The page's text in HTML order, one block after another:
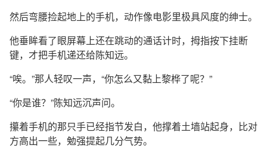
然后弯腰捡起地上的手机，动作像电影里极具风度的绅士。
他垂眸看了眼屏幕上还在跳动的通话计时，拇指按下挂断
键，才把手机递还给陈知远。
“唉。”那人轻叹一声，“你怎么又黏上黎桦了呢？”
“你是谁？”陈知远沉声问。
攥着手机的那只手已经指节发白，他撑着土墙站起身，比对
方高出一些，勉强提起几分气势。